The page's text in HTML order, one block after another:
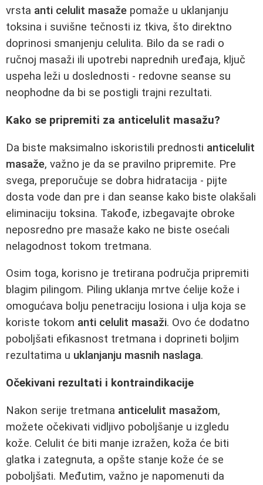
vrsta anti celulit masaže pomaže u uklanjanju
toksina i suvišne tečnosti iz tkiva, što direktno
doprinosi smanjenju celulita. Bilo da se radi o
ručnoj masaži ili upotrebi naprednih uređaja, ključ
uspeha leži u doslednosti - redovne seanse su
neophodne da bi se postigli trajni rezultati.
Kako se pripremiti za anticelulit masažu?
Da biste maksimalno iskoristili prednosti anticelulit
masaže, važno je da se pravilno pripremite. Pre
svega, preporučuje se dobra hidratacija - pijte
dosta vode dan pre i dan seanse kako biste olakšali
eliminaciju toksina. Takođe, izbegavajte obroke
neposredno pre masaže kako ne biste osećali
nelagodnost tokom tretmana.
Osim toga, korisno je tretirana područja pripremiti
blagim pilingom. Piling uklanja mrtve ćelije kože i
omogućava bolju penetraciju losiona i ulja koja se
koriste tokom anti celulit masaži. Ovo će dodatno
poboljšati efikasnost tretmana i doprineti boljim
rezultatima u uklanjanju masnih naslaga.
Očekivani rezultati i kontraindikacije
Nakon serije tretmana anticelulit masažom,
možete očekivati vidljivo poboljšanje u izgledu
kože. Celulit će biti manje izražen, koža će biti
glatka i zategnuta, a opšte stanje kože će se
poboljšati. Međutim, važno je napomenuti da